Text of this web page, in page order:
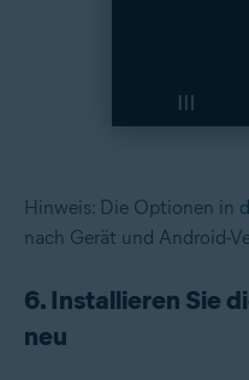
Hinweis: Die Optionen in
nach Gerät und Android-
6. Installieren Sie
neu